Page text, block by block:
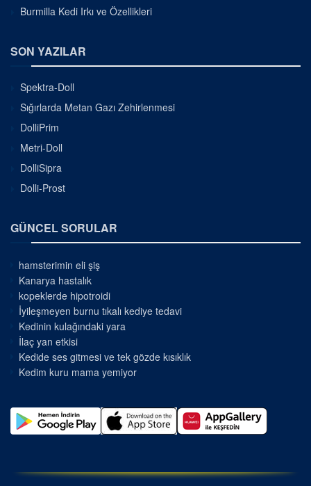
Burmilla Kedi Irkı ve Özellikleri
SON YAZILAR
Spektra-Doll
Sığırlarda Metan Gazı Zehirlenmesi
DolliPrim
Metri-Doll
DolliSipra
Dolli-Prost
GÜNCEL SORULAR
hamsterimin eli şiş
Kanarya hastalık
kopeklerde hipotroidi
İyileşmeyen burnu tıkalı kediye tedavi
Kedinin kulağındaki yara
İlaç yan etkisi
Kedide ses gitmesi ve tek gözde kısıklık
Kedim kuru mama yemiyor